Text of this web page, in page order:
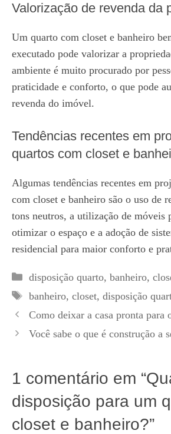
Valorização de revenda da
Um quarto com closet e banheiro
executado pode valorizar a
ambiente é muito procurado por
praticidade e conforto, o que pode
revenda do imóvel.
Tendências recentes em
quartos com closet e
Algumas tendências recentes em
com closet e banheiro são o uso de
tons neutros, a utilização de móveis
otimizar o espaço e a adoção de
residencial para maior conforto e
Categorias
disposição quarto, banheiro,
Tags
banheiro, closet, disposição
Como deixar a casa pronta para
Você sabe o que é construção a
1 comentário em
disposição para um
closet e banheiro?”